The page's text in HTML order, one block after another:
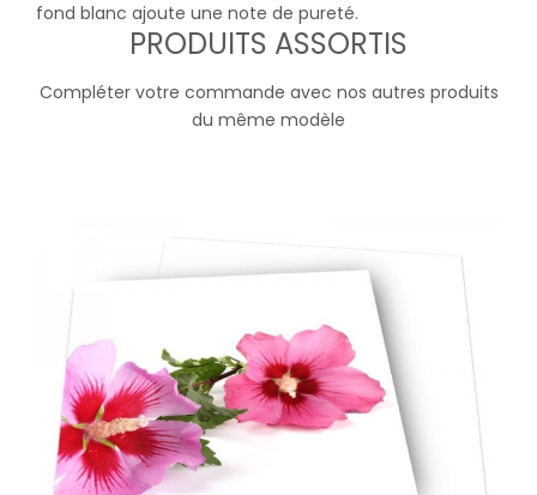
fond blanc ajoute une note de pureté.
PRODUITS ASSORTIS
Compléter votre commande avec nos autres produits
du même modèle